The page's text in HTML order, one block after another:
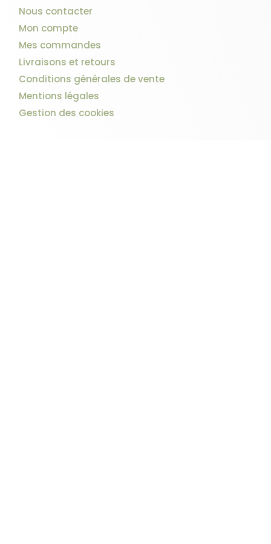
Nous contacter
Mon compte
Mes commandes
Livraisons et retours
Conditions générales de vente
Mentions légales
Gestion des cookies